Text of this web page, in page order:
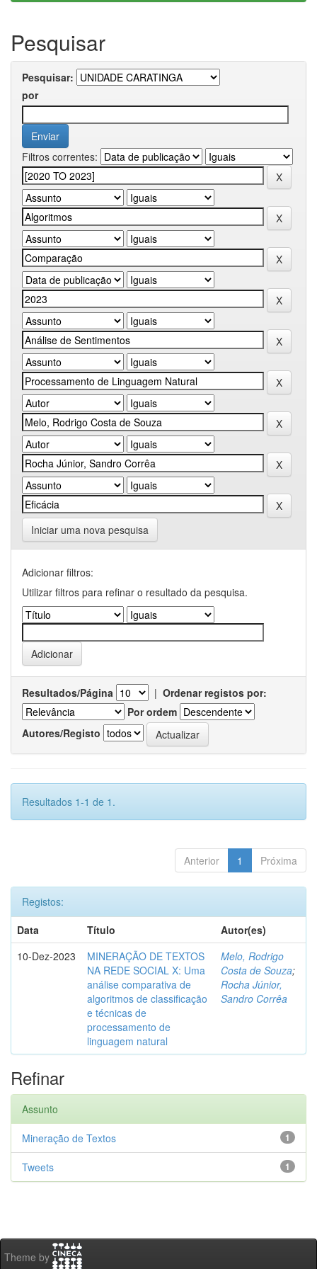
Pesquisar
Pesquisar:
por
Filtros correntes:
Iniciar uma nova pesquisa
Adicionar filtros:
Utilizar filtros para refinar o resultado da pesquisa.
Resultados/Página | Ordenar registos por:
Por ordem
Autores/Registo
Resultados 1-1 de 1.
Anterior 1 Próxima
Registos:
Data
Título
Autor(es)
10-Dez-2023
MINERAÇÃO DE TEXTOS
NA REDE SOCIAL X: Uma
análise comparativa de
algoritmos de classificação
e técnicas de
processamento de
linguagem natural
Melo, Rodrigo
Costa de Souza;
Rocha Júnior,
Sandro Corrêa
Refinar
Assunto
1
Mineração de Textos
1
Tweets
Theme by